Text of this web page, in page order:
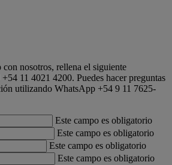
con nosotros, rellena el siguiente
11 4021 4200. Puedes hacer preguntas
utilizando WhatsApp +54 9 11 7625-
Este campo es obligatorio
Este campo es obligatorio
Este campo es obligatorio
Este campo es obligatorio